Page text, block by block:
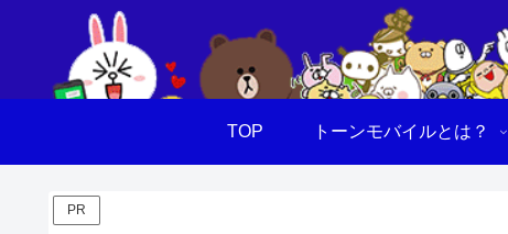
TOP トーンモバイルとは？
PR